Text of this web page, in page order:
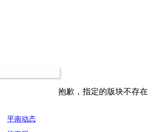
平南动态
抱歉，指定的版块不存在